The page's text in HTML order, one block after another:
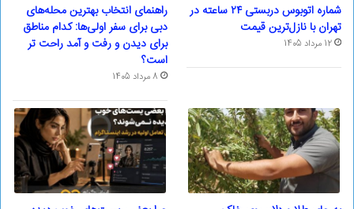
شماره اتوبوس دربستی ۲۴ ساعته در
تهران با نازل‌ترین قیمت
12 مرداد 1405
راهنمای انتخاب بهترین محله‌های
دبی برای سفر اولی‌ها: کدام مناطق
برای دیدن و رفت و آمد راحت تر
است؟
8 مرداد 1405